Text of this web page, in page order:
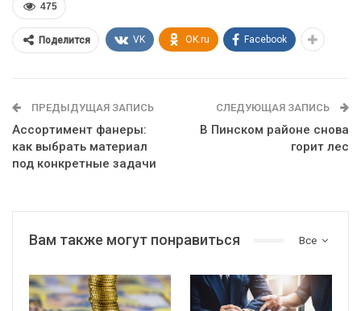
475
Поделится VK OK.ru Facebook
ПРЕДЫДУЩАЯ ЗАПИСЬ
Ассортимент фанеры:
как выбрать материал
под конкретные задачи
СЛЕДУЮЩАЯ ЗАПИСЬ
В Пинском районе снова
горит лес
Все
Вам также могут понравиться